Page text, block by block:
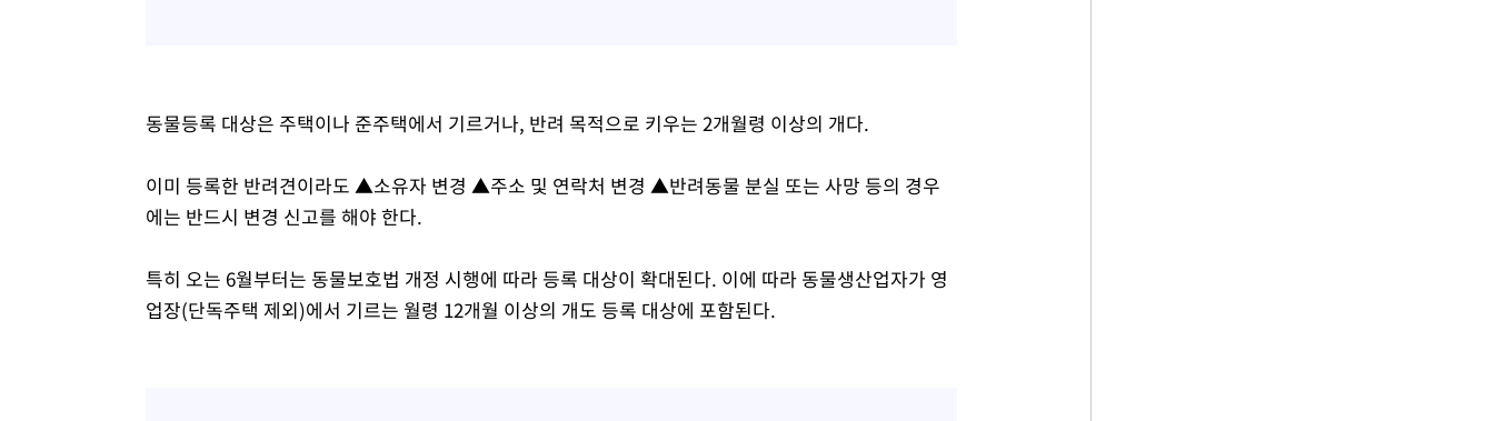
동물등록 대상은 주택이나 준주택에서 기르거나, 반려 목적으로 키우는 2개월령 이상의 개다.
이미 등록한 반려견이라도 ▲소유자 변경 ▲주소 및 연락처 변경 ▲반려동물 분실 또는 사망 등의 경우
에는 반드시 변경 신고를 해야 한다.
특히 오는 6월부터는 동물보호법 개정 시행에 따라 등록 대상이 확대된다. 이에 따라 동물생산업자가 영
업장(단독주택 제외)에서 기르는 월령 12개월 이상의 개도 등록 대상에 포함된다.